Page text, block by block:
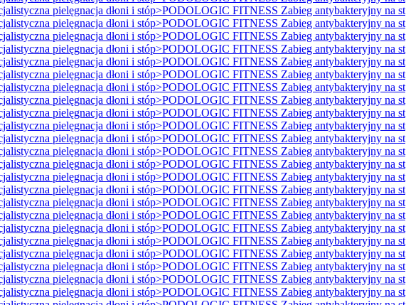
pielęgnacja dłoni i stóp>PODOLOGIC FITNESS Zabieg antybakteryjny na st
pielęgnacja dłoni i stóp>PODOLOGIC FITNESS Zabieg antybakteryjny na st
pielęgnacja dłoni i stóp>PODOLOGIC FITNESS Zabieg antybakteryjny na st
pielęgnacja dłoni i stóp>PODOLOGIC FITNESS Zabieg antybakteryjny na st
pielęgnacja dłoni i stóp>PODOLOGIC FITNESS Zabieg antybakteryjny na st
pielęgnacja dłoni i stóp>PODOLOGIC FITNESS Zabieg antybakteryjny na st
pielęgnacja dłoni i stóp>PODOLOGIC FITNESS Zabieg antybakteryjny na st
pielęgnacja dłoni i stóp>PODOLOGIC FITNESS Zabieg antybakteryjny na st
pielęgnacja dłoni i stóp>PODOLOGIC FITNESS Zabieg antybakteryjny na st
pielęgnacja dłoni i stóp>PODOLOGIC FITNESS Zabieg antybakteryjny na st
pielęgnacja dłoni i stóp>PODOLOGIC FITNESS Zabieg antybakteryjny na st
pielęgnacja dłoni i stóp>PODOLOGIC FITNESS Zabieg antybakteryjny na st
pielęgnacja dłoni i stóp>PODOLOGIC FITNESS Zabieg antybakteryjny na st
pielęgnacja dłoni i stóp>PODOLOGIC FITNESS Zabieg antybakteryjny na st
pielęgnacja dłoni i stóp>PODOLOGIC FITNESS Zabieg antybakteryjny na st
pielęgnacja dłoni i stóp>PODOLOGIC FITNESS Zabieg antybakteryjny na st
pielęgnacja dłoni i stóp>PODOLOGIC FITNESS Zabieg antybakteryjny na st
pielęgnacja dłoni i stóp>PODOLOGIC FITNESS Zabieg antybakteryjny na st
pielęgnacja dłoni i stóp>PODOLOGIC FITNESS Zabieg antybakteryjny na st
pielęgnacja dłoni i stóp>PODOLOGIC FITNESS Zabieg antybakteryjny na st
pielęgnacja dłoni i stóp>PODOLOGIC FITNESS Zabieg antybakteryjny na st
pielęgnacja dłoni i stóp>PODOLOGIC FITNESS Zabieg antybakteryjny na st
pielęgnacja dłoni i stóp>PODOLOGIC FITNESS Zabieg antybakteryjny na st